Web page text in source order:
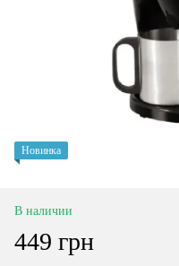
Новинка
В наличии
449 грн